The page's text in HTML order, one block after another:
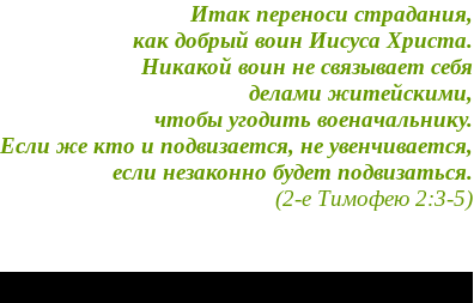
Итак переноси страдания,
как добрый воин Иисуса Христа.
Никакой воин не связывает себя
делами житейскими,
чтобы угодить военачальнику.
Если же кто и подвизается, не увенчивается,
если незаконно будет подвизаться.
(2-е Тимофею 2:3-5)